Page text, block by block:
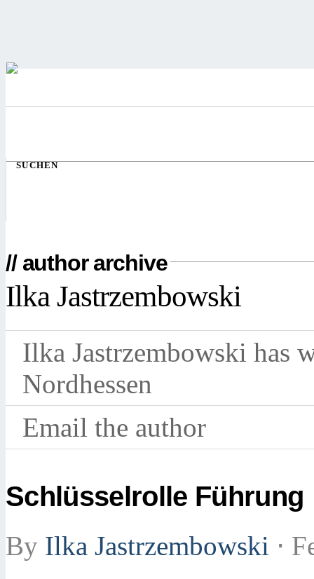
SUCHEN
// author archive
Ilka Jastrzembowski
Ilka Jastrzembowski has
Nordhessen
Email the author
Schlüsselrolle Führung
By Ilka Jastrzembowski ⋅